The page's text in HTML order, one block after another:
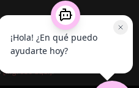
| CUIT 33609220789 - Larrea
- CP 1117
al Consumidor: Para
[ingrese aquí].